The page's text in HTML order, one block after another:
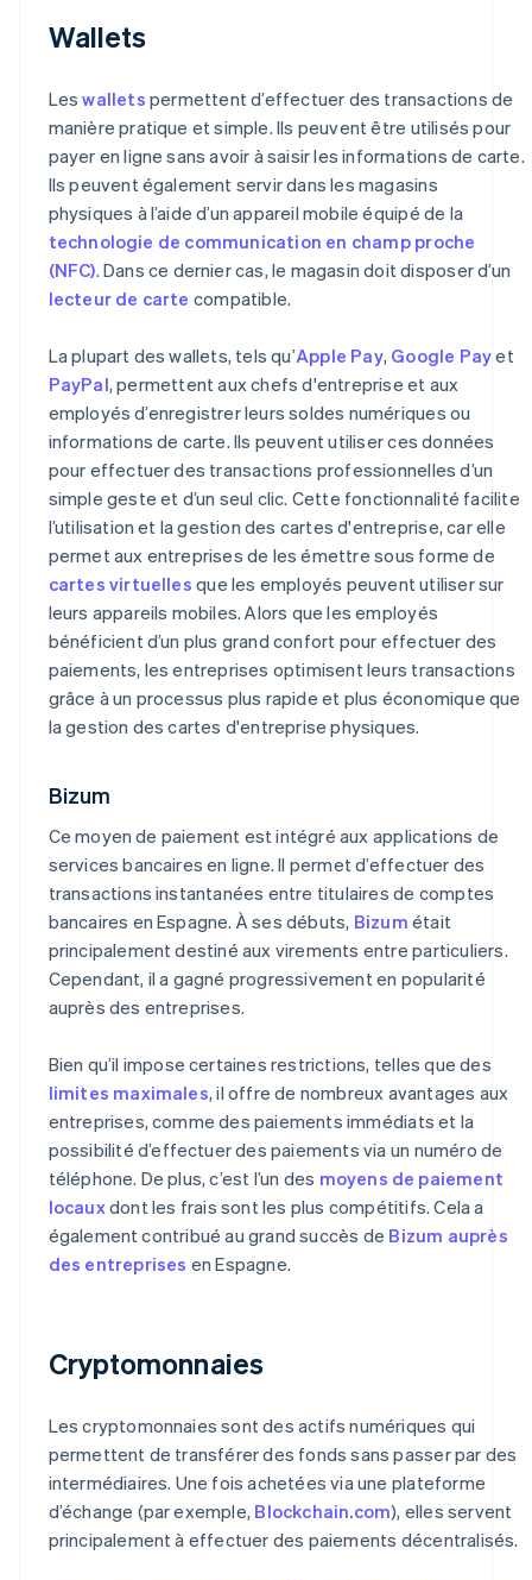
Wallets
Leswallets permettent d’effectuer des transactions de
manière pratique et simple. Ils peuvent être utilisés pour
payer en ligne sans avoir à saisir les informations de carte.
Ils peuvent également servir dans les magasins
physiques à l’aide d’un appareil mobile équipé de la
technologie de communication en champ proche
(NFC). Dans ce dernier cas, le magasin doit disposer d’un
lecteur de carte compatible.
La plupart des wallets, tels qu’Apple Pay, Google Payet
PayPal, permettent aux chefs d'entreprise et aux
employés d’enregistrer leurs soldes numériques ou
informations de carte. Ils peuvent utiliser ces données
pour effectuer des transactions professionnelles d’un
simple geste et d’un seul clic. Cette fonctionnalité facilite
l’utilisation et la gestion des cartes d'entreprise, car elle
permet aux entreprises de les émettre sous forme de
cartes virtuelles que les employés peuvent utiliser sur
leurs appareils mobiles. Alors que les employés
bénéficient d’un plus grand confort pour effectuer des
paiements, les entreprises optimisent leurs transactions
grâce à un processus plus rapide et plus économique que
la gestion des cartes d'entreprise physiques.
Bizum
Ce moyen de paiement est intégré aux applications de
services bancaires en ligne. Il permet d’effectuer des
transactions instantanées entre titulaires de comptes
bancaires en Espagne. À ses débuts, Bizum était
principalement destiné aux virements entre particuliers.
Cependant, il a gagné progressivement en popularité
auprès des entreprises.
Bien qu’il impose certaines restrictions, telles que des
limites maximales, il offre de nombreux avantages aux
entreprises, comme des paiements immédiats et la
possibilité d’effectuer des paiements via un numéro de
téléphone. De plus, c’est l’un des moyens de paiement
locauxdont les frais sont les plus compétitifs. Cela a
également contribué au grand succès de Bizum auprès
des entreprises en Espagne.
Cryptomonnaies
Les cryptomonnaies sont des actifs numériques qui
permettent de transférer des fonds sans passer par des
intermédiaires. Une fois achetées via une plateforme
d’échange (par exemple, Blockchain.com), elles servent
principalement à effectuer des paiements décentralisés.